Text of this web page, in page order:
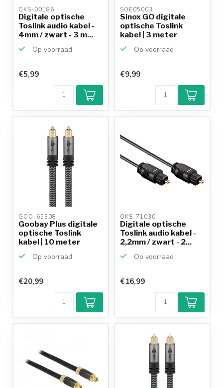
OKS-00186
Digitale optische
Toslink audio kabel -
4mm / zwart - 3 m...
Op voorraad
€5,99
SOE05003
Sinox GO digitale
optische Toslink
kabel | 3 meter
Op voorraad
€9,99
GOO-65308
Goobay Plus digitale
optische Toslink
kabel | 10 meter
Op voorraad
€20,99
OKS-71030
Digitale optische
Toslink audio kabel -
2,2mm / zwart - 2...
Op voorraad
€16,99